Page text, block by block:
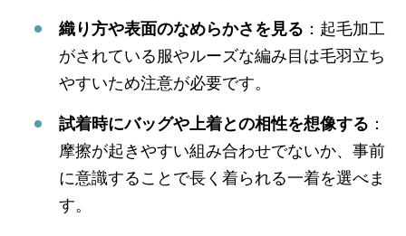
織り方や表面のなめらかさを見る ：起毛加工
がされている服やルーズな編み目は毛羽立ち
やすいため注意が必要です。
試着時にバッグや上着との相性を想像する ：
摩擦が起きやすい組み合わせでないか、事前
に意識することで長く着られる一着を選べま
す。